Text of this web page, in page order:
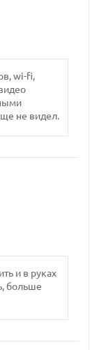
wi-fi,
не видел.
и в руках
больше